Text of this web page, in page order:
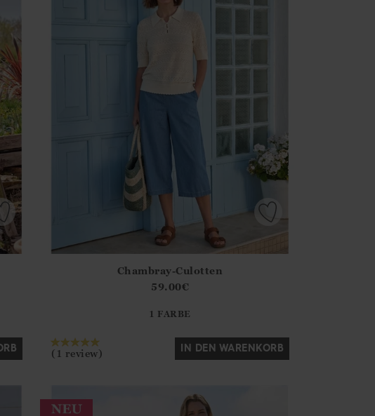
?? ""
Chambray-Culotten
59.00€
1 FARBE
(1 review) IN DEN WARENKORB